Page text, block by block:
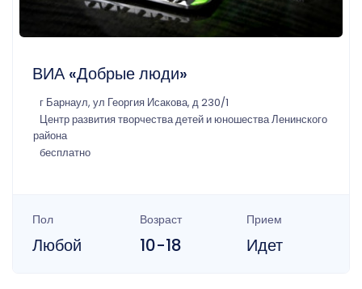
ВИА «Добрые люди»
г Барнаул, ул Георгия Исакова, д 230/1
Центр развития творчества детей и юношества Ленинского
района
бесплатно
Пол
Любой
Возраст
10-18
Прием
Идет